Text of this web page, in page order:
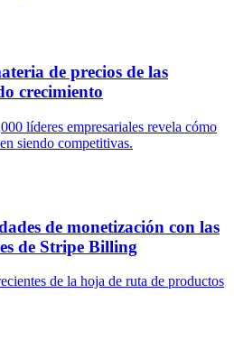
de precios de las
crecimiento
líderes empresariales revela cómo
siendo competitivas.
de monetización con las
de Stripe Billing
de la hoja de ruta de productos